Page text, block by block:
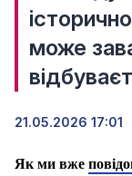
може
21.05.2026 17:01
Як ми вже